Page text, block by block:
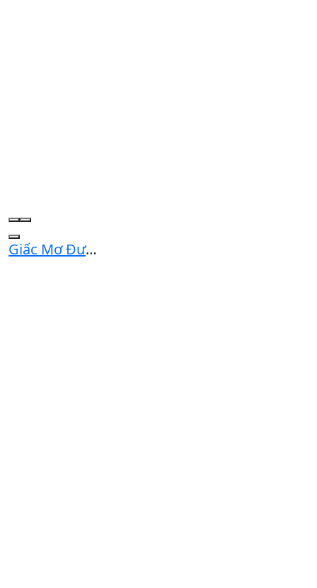
Giấc Mơ Đưa Quy Nhơn Trở Thành Điểm Đến Ưu Tiên Của Du Khách Quốc Tế